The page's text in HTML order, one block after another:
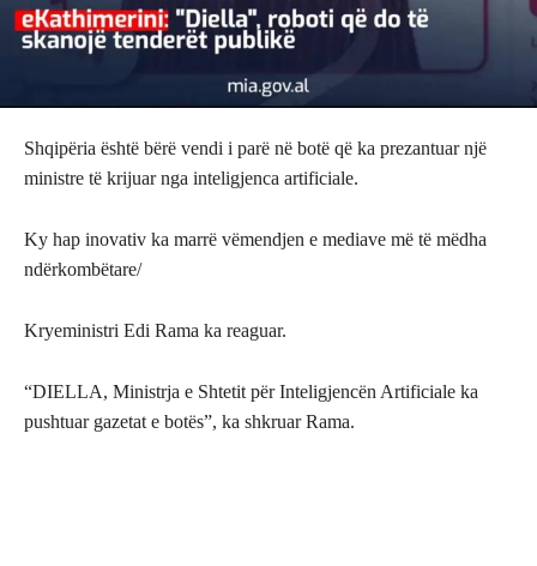
Shqipëria është bërë vendi i parë në botë që ka prezantuar një
ministre të krijuar nga inteligjenca artificiale.
Ky hap inovativ ka marrë vëmendjen e mediave më të mëdha
ndërkombëtare/
Kryeministri Edi Rama ka reaguar.
“DIELLA, Ministrja e Shtetit për Inteligjencën Artificiale ka
pushtuar gazetat e botës”, ka shkruar Rama.